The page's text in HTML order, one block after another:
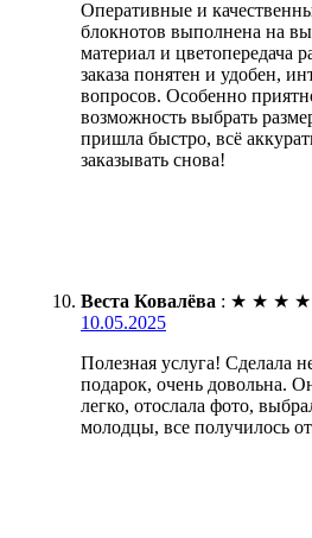
Оперативные и
блокнотов выполнена на
материал и цветопередача
заказа понятен и удобен,
вопросов. Особенно
возможность выбрать
пришла быстро, всё
заказывать снова!
Веста Ковалёва : ★ ★ ★ ★
10.05.2025
Полезная услуга! Сделала
подарок, очень довольна.
легко, отослала фото,
молодцы, все получилось